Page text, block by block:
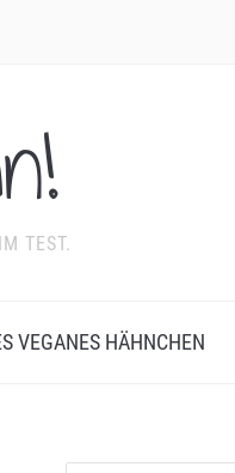
TEST.
VEGANES HÄHNCHEN